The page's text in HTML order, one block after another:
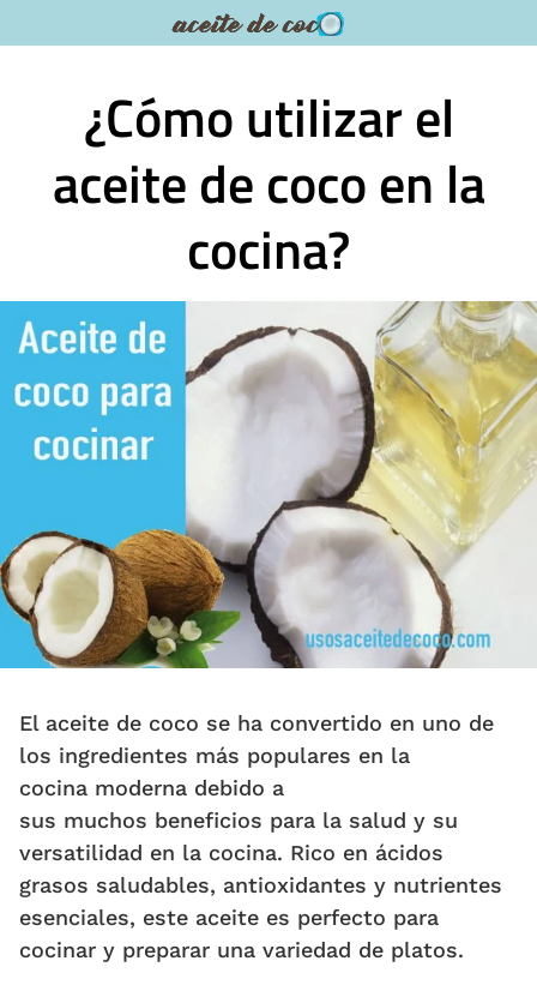
al
¿Cómo utilizar el
aceite de coco en la
cocina?
El aceite de coco se ha convertido en uno de
los ingredientes más populares en la
cocina moderna debido a
sus muchos beneficios para la salud y su
versatilidad en la cocina. Rico en ácidos
grasos saludables, antioxidantes y nutrientes
esenciales, este aceite es perfecto para
cocinar y preparar una variedad de platos.